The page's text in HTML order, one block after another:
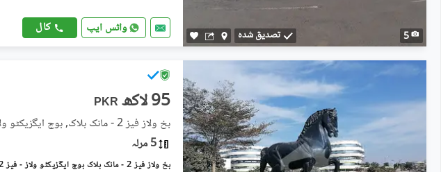
5 تصدیق شدہ واٹس ایپ کال
PKR 95 لاکھ
بخ ولاز فیز 2 - مانک بلاک, بوچ ایگزیکٹو ولاز - فیز 2
5 مرلہ